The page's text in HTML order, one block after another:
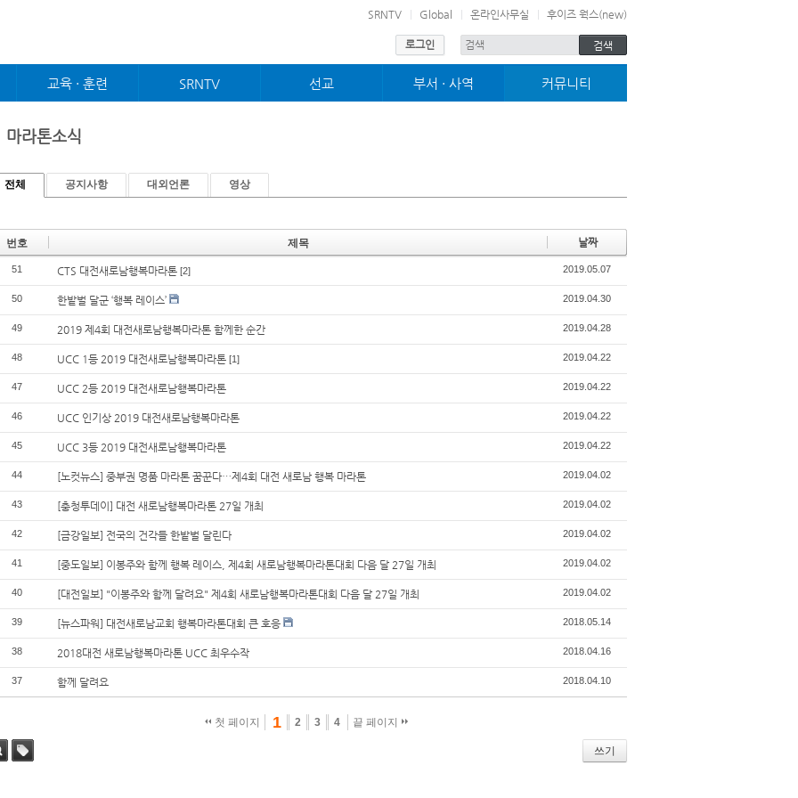
SRNTV Global 온라인사무실 후이즈 웍스(new)
로그인
교육 · 훈련
순장훈련
성장프로그램
전도폭발훈련
SRNTV
예배 · 행사
선교 부서 · 사역
블레싱
커뮤니티
마라톤소식
전체 공지사항 대외언론 영상
번호 제목 날짜
51 CTS 대전새로남행복마라톤 [2] 2019.05.07
50 한밭벌 달군 ‘행복 레이스’ 2019.04.30
49 2019 제4회 대전새로남행복마라톤 함께한 순간 2019.04.28
48 UCC 1등 2019 대전새로남행복마라톤 [1] 2019.04.22
47 UCC 2등 2019 대전새로남행복마라톤 2019.04.22
46 UCC 인기상 2019 대전새로남행복마라톤 2019.04.22
45 UCC 3등 2019 대전새로남행복마라톤 2019.04.22
44 [노컷뉴스] 중부권 명품 마라톤 꿈꾼다…제4회 대전 새로남 행복 마라톤 2019.04.02
43 [충청투데이] 대전 새로남행복마라톤 27일 개최 2019.04.02
42 [금강일보] 전국의 건각들 한밭벌 달린다 2019.04.02
41 [중도일보] 이봉주와 함께 행복 레이스, 제4회 새로남행복마라톤대회 다음 달 27일 개최 2019.04.02
40 [대전일보] "이봉주와 함께 달려요" 제4회 새로남행복마라톤대회 다음 달 27일 개최 2019.04.02
39 [뉴스파워] 대전새로남교회 행복마라톤대회 큰 호응 2018.05.14
38 2018대전 새로남행복마라톤 UCC 최우수작 2018.04.16
37 함께 달려요 2018.04.10
첫 페이지 1 2 3 4 끝 페이지
쓰기